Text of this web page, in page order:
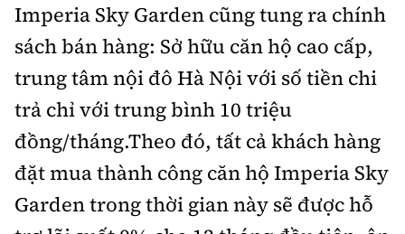
Thông tin tòa soạn
Imperia Sky Garden cũng tung ra chính
sách bán hàng: Sở hữu căn hộ cao cấp,
trung tâm nội đô Hà Nội với số tiền chi
trả chỉ với trung bình 10 triệu
đồng/tháng.Theo đó, tất cả khách hàng
đặt mua thành công căn hộ Imperia Sky
Garden trong thời gian này sẽ được hỗ